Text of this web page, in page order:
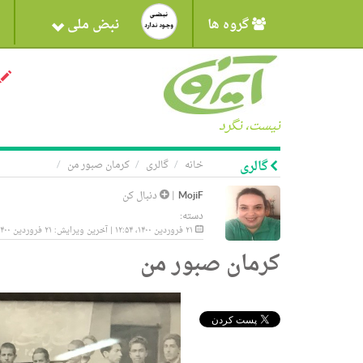
گروه ها نبض ملی
نیست، نگرد
خانه گالری کرمان صبور من گالری
MojiF
|
دنبال کن
دسته:
کرمان صبور من